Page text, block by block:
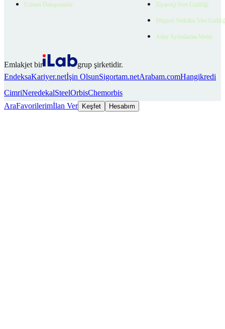
Uzman Danışmanlar Ziyaretçi Veri Gizliliği
Müşteri Yetkilisi Veri
Aday Aydınlatma Metni
Emlakjet bir
grup şirketidir.
EndeksaKariyer.netİşin OlsunSigortam.netArabam.comHangikredi
CimriNeredekalSteelOrbisChemorbis
AraFavorilerimİlan Ver Keşfet Hesabım